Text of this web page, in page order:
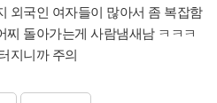
외국인 여자들이 많아서 좀 복잡함
찌 돌아가는게 사람냄새남 ㅋㅋㅋ
지니까 주의